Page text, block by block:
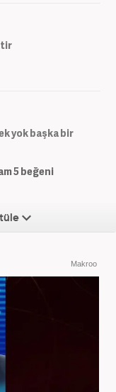
yok başka bir
5beğeni
Makroo